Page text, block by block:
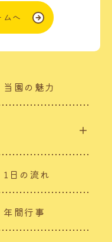
ムへ
当園の魅力
1日の流れ
年間行事